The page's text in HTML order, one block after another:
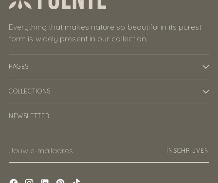
Everything that makes nature so beautiful in its purest
form is widely present in our collection.
PAGES
COLLECTIONS
NEWSLETTER
e-
INSCHRIJVEN